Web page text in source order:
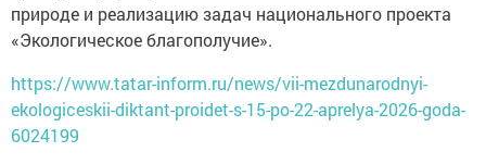
природе и реализацию задач национального проекта
«Экологическое благополучие».
https://www.tatar-inform.ru/news/vii-mezdunarodnyi-
ekologiceskii-diktant-proidet-s-15-po-22-aprelya-2026-goda-
6024199